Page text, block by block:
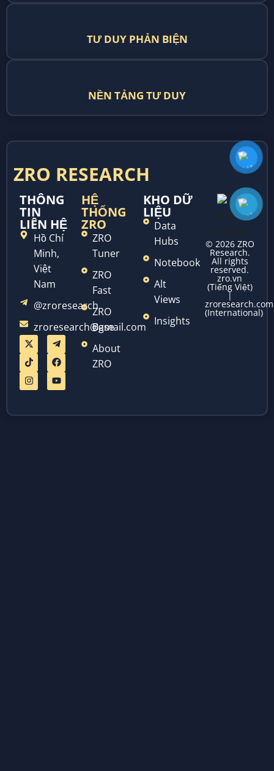
TƯ DUY PHẢN BIỆN
NỀN TẢNG TƯ DUY
ZRO RESEARCH
THÔNG
TIN
LIÊN HỆ
Hồ Chí
Minh,
Việt
Nam
@zroresearch
zroresearch@gmail.com
HỆ
THỐNG
ZRO
ZRO
Tuner
ZRO
Fast
ZRO
Base
About
ZRO
KHO DỮ
LIỆU
Data
Hubs
Notebook
Alt
Views
Insights
© 2026 ZRO
Research.
All rights
reserved.
zro.vn
(Tiếng Việt)
|
zroresearch.com
(International)